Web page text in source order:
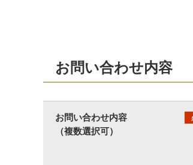
お問い合わせ内容
お問い合わせ内容
（複数選択可）